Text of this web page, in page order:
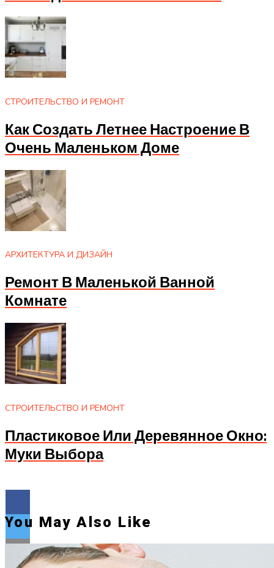
СТРОИТЕЛЬСТВО И РЕМОНТ
Как Создать Летнее Настроение В
Очень Маленьком Доме
АРХИТЕКТУРА И ДИЗАЙН
Ремонт В Маленькой Ванной
Комнате
СТРОИТЕЛЬСТВО И РЕМОНТ
Пластиковое Или Деревянное Окно:
Муки Выбора
You May Also Like